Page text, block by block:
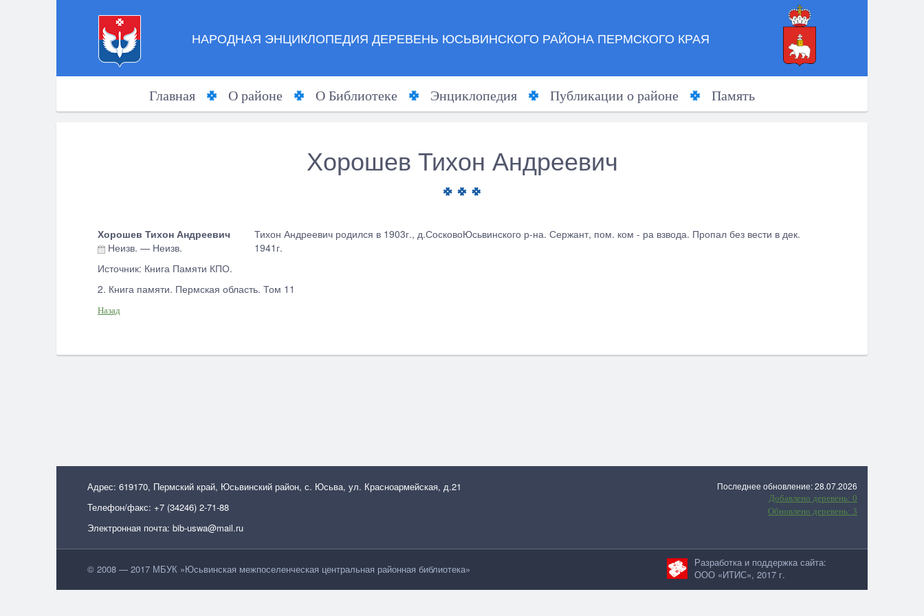
НАРОДНАЯ ЭНЦИКЛОПЕДИЯ ДЕРЕВЕНЬ ЮСЬВИНСКОГО РАЙОНА ПЕРМСКОГО КРАЯ
Главная О районе О Библиотеке Энциклопедия Публикации о районе Память
Хорошев Тихон Андреевич
Хорошев Тихон Андреевич
Неизв. — Неизв.
Тихон Андреевич родился в 1903г., д.СосковоЮсьвинского р-на. Сержант, пом. ком - ра взвода. Пропал без вести в дек.
1941г.
Источник: Книга Памяти КПО.
2. Книга памяти. Пермская область. Том 11
Назад
Адрес: 619170, Пермский край, Юсьвинский район, с. Юсьва, ул. Красноармейская, д.21
Телефон/факс: +7 (34246) 2-71-88
Электронная почта: bib-uswa@mail.ru
Последнее обновление: 28.07.2026
Добавлено деревень: 0
Обновлено деревень: 3
© 2008 — 2017 МБУК »Юсьвинская межпоселенческая центральная районная библиотека»
Разработка и поддержка сайта:
ООО «ИТИС», 2017 г.